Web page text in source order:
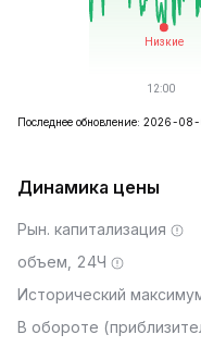
Последнее обновление: 2026-
Динамика цены
Рын. капитализация
объем, 24Ч
Исторический
В обороте